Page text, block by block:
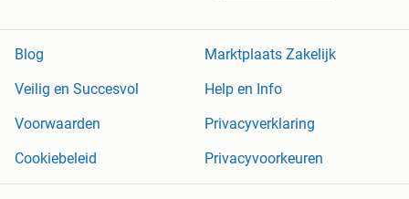
Blog
Marktplaats Zakelijk
Veilig en Succesvol
Help en Info
Voorwaarden
Privacyverklaring
Cookiebeleid
Privacyvoorkeuren